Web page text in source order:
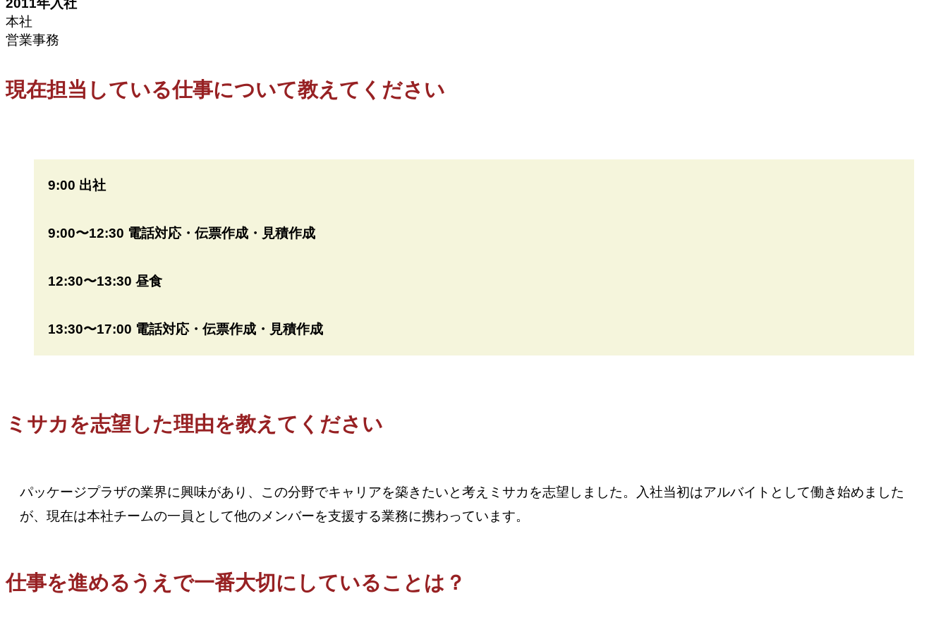
本社
営業事務
現在担当している仕事について教えてください
9:00 出社
9:00〜12:30 電話対応・伝票作成・見積作成
12:30〜13:30 昼食
13:30〜17:00 電話対応・伝票作成・見積作成
ミサカを志望した理由を教えてください
パッケージプラザの業界に興味があり、この分野でキャリアを築きたいと考えミサカを志望しました。入社当初はアルバイトとして働き始めました
が、現在は本社チームの一員として他のメンバーを支援する業務に携わっています。
仕事を進めるうえで一番大切にしていることは？